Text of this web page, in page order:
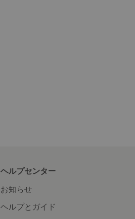
ヘルプセンター
お知らせ
ヘルプとガイド